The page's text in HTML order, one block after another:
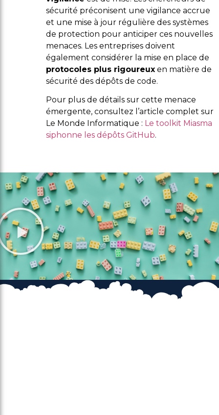
sécurité préconisent une vigilance accrue
et une mise à jour régulière des systèmes
de protection pour anticiper ces nouvelles
menaces. Les entreprises doivent
également considérer la mise en place de
protocoles plus rigoureux en matière de
sécurité des dépôts de code.
Pour plus de détails sur cette menace
émergente, consultez l’article complet sur
Le Monde Informatique : Le toolkit Miasma
siphonne les dépôts GitHub.